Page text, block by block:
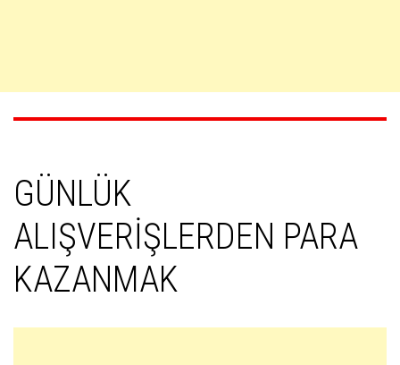
GÜNLÜK
ALIŞVERİŞLERDEN PARA
KAZANMAK